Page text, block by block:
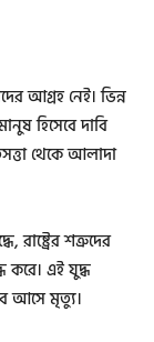
আগ্রহ নেই। ভিন্ন
হিসেবে দাবি
থেকে আলাদা
রাষ্ট্রের শত্রুদের
করে। এই যুদ্ধ
আসে মৃত্যু।